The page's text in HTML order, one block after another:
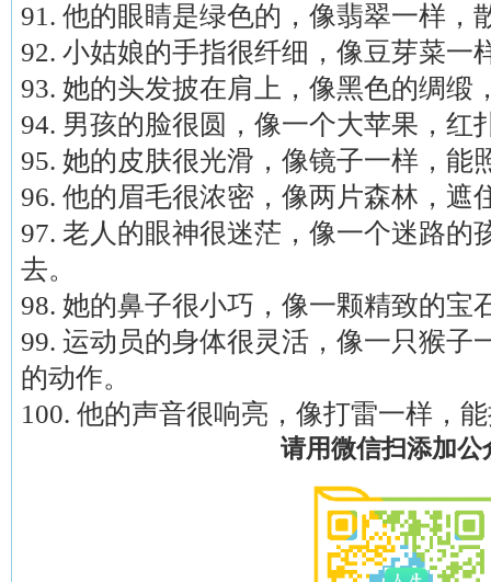
91. 他的眼睛是绿色的，像翡翠一样，
92. 小姑娘的手指很纤细，像豆芽菜一
93. 她的头发披在肩上，像黑色的绸缎
94. 男孩的脸很圆，像一个大苹果，红
95. 她的皮肤很光滑，像镜子一样，能
96. 他的眉毛很浓密，像两片森林，遮
97. 老人的眼神很迷茫，像一个迷路的
去。
98. 她的鼻子很小巧，像一颗精致的宝
99. 运动员的身体很灵活，像一只猴子
的动作。
100. 他的声音很响亮，像打雷一样，
请用微信扫添加公